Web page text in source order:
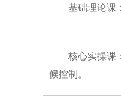
基础理论课
核心实操课
候控制。